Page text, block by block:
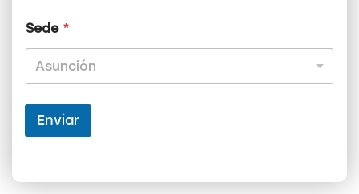
o
n
o
l
Sede *
Asunción
Enviar